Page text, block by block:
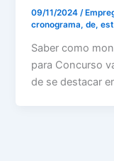
09/11/2024/
cronograma,de,
Saber como
para Concurso
de se destacar